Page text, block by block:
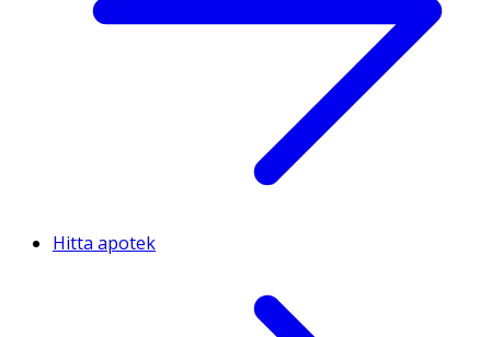
Hitta apotek